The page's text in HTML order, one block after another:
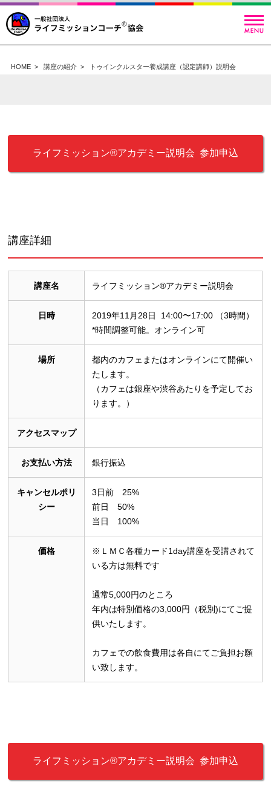
HOME> 講座の紹介> トゥインクルスター養成講座（認定講師）説明会
ライフミッション®︎アカデミー説明会 参加申込
講座詳細
講座名 ライフミッション®︎アカデミー説明会
日時
2019年11月28日 14:00〜17:00 （3時間）
*時間調整可能。オンライン可
場所
都内のカフェまたはオンラインにて開催い
たします。
（カフェは銀座や渋谷あたりを予定してお
ります。）
アクセスマップ
お支払い方法 銀行振込
キャンセルポリ
シー
3日前 25%
前日 50%
当日 100%
価格
※ＬＭＣ各種カード1day講座を受講されて
いる方は無料です
通常5,000円のところ
年内は特別価格の3,000円（税別)にてご提
供いたします。
カフェでの飲食費用は各自にてご負担お願
い致します。
ライフミッション®︎アカデミー説明会 参加申込